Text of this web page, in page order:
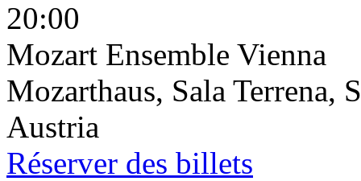
20:00
Mozart Ensemble Vienna
Mozarthaus, Sala Terrena,
Austria
Réserver des billets